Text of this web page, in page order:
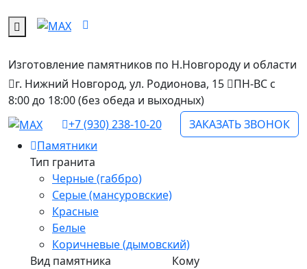
Изготовление памятников по Н.Новгороду и области
г. Нижний Новгород, ул. Родионова, 15
ПН-ВС с
8:00 до 18:00 (без обеда и выходных)
+7 (930) 238-10-20
ЗАКАЗАТЬ ЗВОНОК
Памятники
Тип гранита
Черные (габбро)
Серые (мансуровские)
Красные
Белые
Коричневые (дымовский)
Вид памятника
Кому